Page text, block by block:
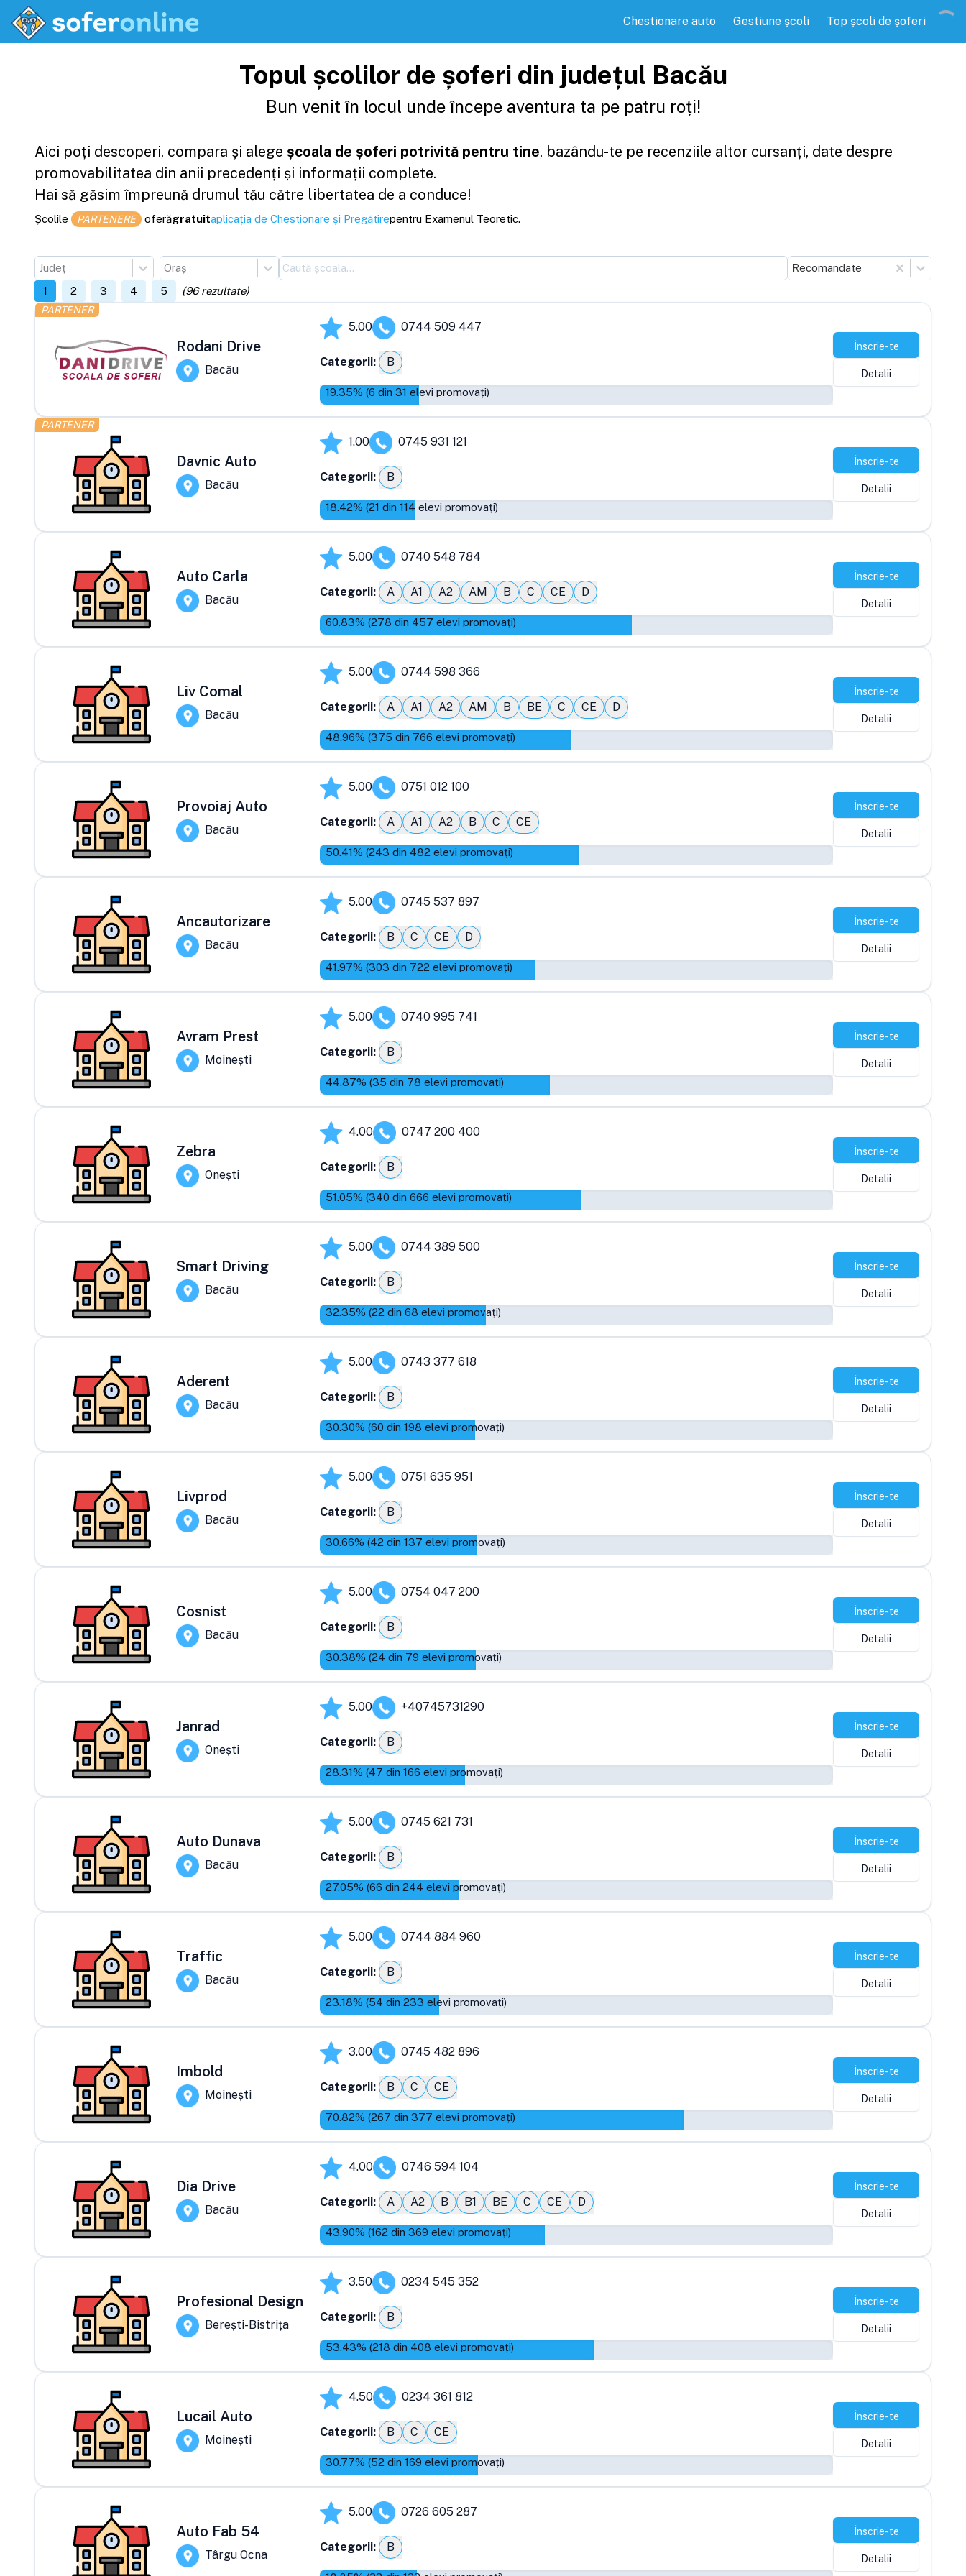
Chestionare auto Gestiune școli Top școli de șoferi
Topul școlilor de șoferi din județul Bacău
Bun venit în locul unde începe aventura ta pe patru roți!
Aici poți descoperi, compara și alege școala de șoferi potrivită pentru tine, bazându-te pe recenziile altor cursanți, date despre
promovabilitatea din anii precedenți și informații complete.
Hai să găsim împreună drumul tău către libertatea de a conduce!
Școlile PARTENERE oferăgratuitaplicația de Chestionare și Pregătirepentru Examenul Teoretic.
Județ Oraș
Recomandate
1
2 3 4 5 (96rezultate)
PARTENER
Rodani Drive
Bacău
5.00 0744 509 447
Categorii: B
19.35% (6 din 31 elevi promovați)
Înscrie-te
Detalii
PARTENER
Davnic Auto
Bacău
1.00 0745 931 121
Categorii: B
18.42% (21 din 114 elevi promovați)
Înscrie-te
Detalii
Auto Carla
Bacău
5.00 0740 548 784
Categorii: A A1 A2 AM B C CE D
60.83% (278 din 457 elevi promovați)
Înscrie-te
Detalii
Liv Comal
Bacău
5.00 0744 598 366
Categorii: A A1 A2 AM B BE C CE D
48.96% (375 din 766 elevi promovați)
Înscrie-te
Detalii
Provoiaj Auto
Bacău
5.00 0751 012 100
Categorii: A A1 A2 B C CE
50.41% (243 din 482 elevi promovați)
Înscrie-te
Detalii
Ancautorizare
Bacău
5.00 0745 537 897
Categorii: B C CE D
41.97% (303 din 722 elevi promovați)
Înscrie-te
Detalii
Avram Prest
Moinești
5.00 0740 995 741
Categorii: B
44.87% (35 din 78 elevi promovați)
Înscrie-te
Detalii
Zebra
Onești
4.00 0747 200 400
Categorii: B
51.05% (340 din 666 elevi promovați)
Înscrie-te
Detalii
Smart Driving
Bacău
5.00 0744 389 500
Categorii: B
32.35% (22 din 68 elevi promovați)
Înscrie-te
Detalii
Aderent
Bacău
5.00 0743 377 618
Categorii: B
30.30% (60 din 198 elevi promovați)
Înscrie-te
Detalii
Livprod
Bacău
5.00 0751 635 951
Categorii: B
30.66% (42 din 137 elevi promovați)
Înscrie-te
Detalii
Cosnist
Bacău
5.00 0754 047 200
Categorii: B
30.38% (24 din 79 elevi promovați)
Înscrie-te
Detalii
Janrad
Onești
5.00 +40745731290
Categorii: B
28.31% (47 din 166 elevi promovați)
Înscrie-te
Detalii
Auto Dunava
Bacău
5.00 0745 621 731
Categorii: B
27.05% (66 din 244 elevi promovați)
Înscrie-te
Detalii
Traffic
Bacău
5.00 0744 884 960
Categorii: B
23.18% (54 din 233 elevi promovați)
Înscrie-te
Detalii
Imbold
Moinești
3.00 0745 482 896
Categorii: B C CE
70.82% (267 din 377 elevi promovați)
Înscrie-te
Detalii
Dia Drive
Bacău
4.00 0746 594 104
Categorii: A A2 B B1 BE C CE D
43.90% (162 din 369 elevi promovați)
Înscrie-te
Detalii
Profesional Design
Berești-Bistrița
3.50 0234 545 352
Categorii: B
53.43% (218 din 408 elevi promovați)
Înscrie-te
Detalii
Lucail Auto
Moinești
4.50 0234 361 812
Categorii: B C CE
30.77% (52 din 169 elevi promovați)
Înscrie-te
Detalii
Auto Fab 54
Târgu Ocna
5.00 0726 605 287
Categorii: B
Înscrie-te
Detalii